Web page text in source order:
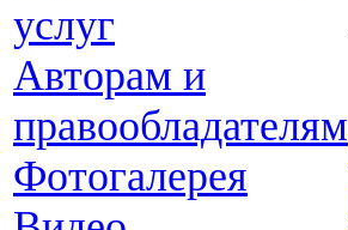
услуг
Авторам и
правообладателям
Фотогалерея